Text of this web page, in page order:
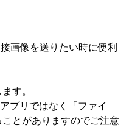
画像を送りたい時に便利
す。
プリではなく「ファイ
とがありますのでご注意